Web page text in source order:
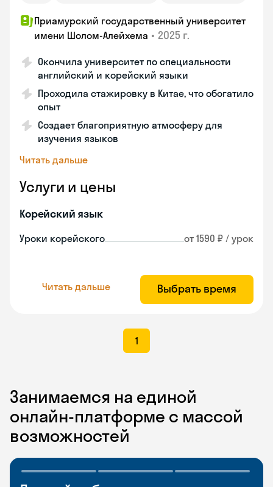
Приамурский государственный университет
имени Шолом-Алейхема • 2025 г.
Окончила университет по специальности
английский и корейский языки
Проходила стажировку в Китае, что обогатило
опыт
Создает благоприятную атмосферу для
изучения языков
Читать дальше
Услуги и цены
Корейский язык
Уроки корейского от 1590 ₽ / урок
Читать дальше Выбрать время
1
Занимаемся на единой
онлайн-платформе с массой
возможностей